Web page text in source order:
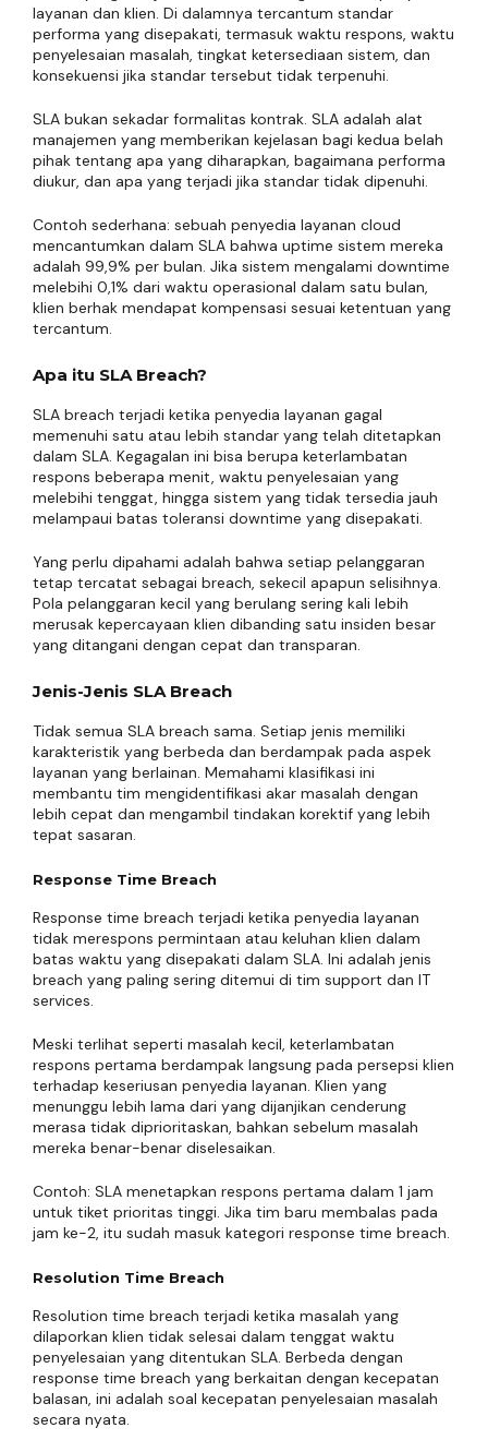
layanan dan klien. Di dalamnya tercantum standar
performa yang disepakati, termasuk waktu respons, waktu
penyelesaian masalah, tingkat ketersediaan sistem, dan
konsekuensi jika standar tersebut tidak terpenuhi.
SLA bukan sekadar formalitas kontrak. SLA adalah alat
manajemen yang memberikan kejelasan bagi kedua belah
pihak tentang apa yang diharapkan, bagaimana performa
diukur, dan apa yang terjadi jika standar tidak dipenuhi.
Contoh sederhana: sebuah penyedia layanan cloud
mencantumkan dalam SLA bahwa uptime sistem mereka
adalah 99,9% per bulan. Jika sistem mengalami downtime
melebihi 0,1% dari waktu operasional dalam satu bulan,
klien berhak mendapat kompensasi sesuai ketentuan yang
tercantum.
Apa itu SLA Breach?
SLA breach terjadi ketika penyedia layanan gagal
memenuhi satu atau lebih standar yang telah ditetapkan
dalam SLA. Kegagalan ini bisa berupa keterlambatan
respons beberapa menit, waktu penyelesaian yang
melebihi tenggat, hingga sistem yang tidak tersedia jauh
melampaui batas toleransi downtime yang disepakati.
Yang perlu dipahami adalah bahwa setiap pelanggaran
tetap tercatat sebagai breach, sekecil apapun selisihnya.
Pola pelanggaran kecil yang berulang sering kali lebih
merusak kepercayaan klien dibanding satu insiden besar
yang ditangani dengan cepat dan transparan.
Jenis-Jenis SLA Breach
Tidak semua SLA breach sama. Setiap jenis memiliki
karakteristik yang berbeda dan berdampak pada aspek
layanan yang berlainan. Memahami klasifikasi ini
membantu tim mengidentifikasi akar masalah dengan
lebih cepat dan mengambil tindakan korektif yang lebih
tepat sasaran.
Response Time Breach
Response time breach terjadi ketika penyedia layanan
tidak merespons permintaan atau keluhan klien dalam
batas waktu yang disepakati dalam SLA. Ini adalah jenis
breach yang paling sering ditemui di tim support dan IT
services.
Meski terlihat seperti masalah kecil, keterlambatan
respons pertama berdampak langsung pada persepsi klien
terhadap keseriusan penyedia layanan. Klien yang
menunggu lebih lama dari yang dijanjikan cenderung
merasa tidak diprioritaskan, bahkan sebelum masalah
mereka benar-benar diselesaikan.
Contoh: SLA menetapkan respons pertama dalam 1 jam
untuk tiket prioritas tinggi. Jika tim baru membalas pada
jam ke-2, itu sudah masuk kategori response time breach.
Resolution Time Breach
Resolution time breach terjadi ketika masalah yang
dilaporkan klien tidak selesai dalam tenggat waktu
penyelesaian yang ditentukan SLA. Berbeda dengan
response time breach yang berkaitan dengan kecepatan
balasan, ini adalah soal kecepatan penyelesaian masalah
secara nyata.